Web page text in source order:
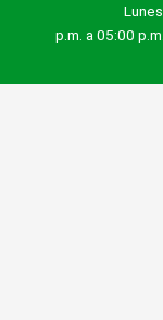
Lunes a
p.m. a 05:00 p.m.